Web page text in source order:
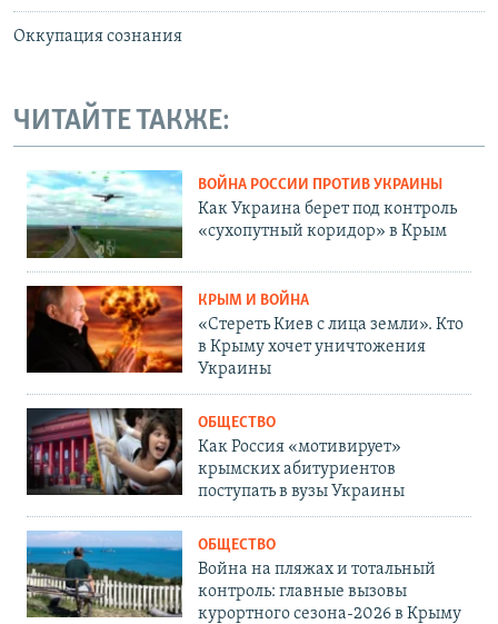
Оккупация сознания
ЧИТАЙТЕ ТАКЖЕ:
ВОЙНА РОССИИ ПРОТИВ УКРАИНЫ
Как Украина берет под контроль
«сухопутный коридор» в Крым
КРЫМ И ВОЙНА
«Стереть Киев с лица земли». Кто
в Крыму хочет уничтожения
Украины
ОБЩЕСТВО
Как Россия «мотивирует»
крымских абитуриентов
поступать в вузы Украины
ОБЩЕСТВО
Война на пляжах и тотальный
контроль: главные вызовы
курортного сезона-2026 в Крыму